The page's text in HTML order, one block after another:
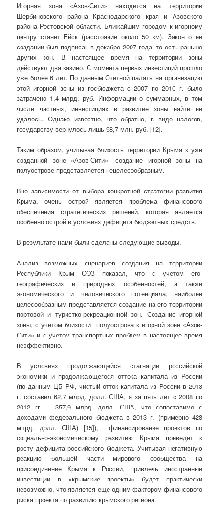
Игорная зона «Азов-Сити» находится на территории
Щербиновского района Краснодарского края и Азовского
района Ростовской области. Ближайшим городом к игорному
центру станет Ейск (расстояние около 50 км). Закон о её
создании был подписан в декабре 2007 года, то есть раньше
других зон. В настоящее время на территории зоны
действуют два казино. С момента первых инвестиций прошло
уже более 6 лет. По данным Счетной палаты на организацию
этой игорной зоны из госбюджета c 2007 по 2010 г. было
затрачено 1,4 млрд. руб. Информации о суммарных, в том
числе частных, инвестициях в развитие зоны найти не
удалось. Однако известно, что обратно, в виде налогов,
государству вернулось лишь 98,7 млн. руб. [12].
Таким образом, учитывая близость территории Крыма к уже
созданной зоне «Азов-Сити», создание игорной зоны на
полуострове представляется нецелесообразным.
Вне зависимости от выбора конкретной стратегии развития
Крыма, очень острой является проблема финансового
обеспечения стратегических решений, которая является
особенно острой в условиях дефицита бюджетных средств.
В результате нами были сделаны следующие выводы.
Анализ возможных сценариев создания на территории
Республики Крым ОЭЗ показал, что с учетом его
географических и природных особенностей, а также
экономического и человеческого потенциала, наиболее
целесообразным представляется создание на его территории
портовой и туристко-рекреационной зон. Создание игорной
зоны, с учетом близости полуострова к игорной зоне «Азов-
Сити» и с учетом транспортных проблем в настоящее время
неэффективно.
В условиях продолжающейся стагнации российской
экономики и продолжающегося оттока капитала из России
(по данным ЦБ РФ, чистый отток капитала из России в 2013
г. составил 62,7 млрд. долл. США, а за пять лет с 2008 по
2012 гг. – 357,9 млрд. долл. США, что сопоставимо с
доходами федерального бюджета в 2013 г. (примерно 428
млрд. долл. США) [15]), финансирование проектов по
социально-экономическому развитию Крыма приведет к
росту дефицита российского бюджета. Учитывая негативную
реакцию большей части мирового сообщества на
присоединение Крыма к России, привлечь иностранные
инвестиции в «крымские проекты» будет практически
невозможно, что является еще одним фактором финансового
риска проекта по развитию крымского региона.